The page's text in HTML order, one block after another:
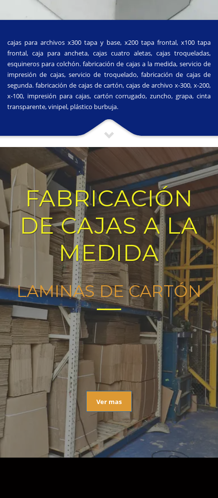
cajas para archivos x300 tapa y base, x200 tapa frontal, x100 tapa
frontal, caja para ancheta, cajas cuatro aletas, cajas troqueladas,
esquineros para colchón. fabricación de cajas a la medida, servicio de
impresión de cajas, servicio de troquelado, fabricación de cajas de
segunda. fabricación de cajas de cartón, cajas de archivo x-300, x-200,
x-100, impresión para cajas, cartón corrugado, zuncho, grapa, cinta
transparente, vinipel, plástico burbuja.
FABRICACIÓN
DE CAJAS A LA
MEDIDA
LAMINAS DE CARTÓN
Ver mas